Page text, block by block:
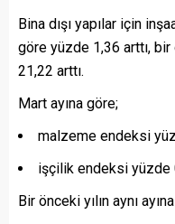
Bina dışı yapılar için
göre yüzde 1,36 arttı, bir
21,22 arttı.
Mart ayına göre;
malzeme endeksi
işçilik endeksi yüzde
Bir önceki yılın aynı